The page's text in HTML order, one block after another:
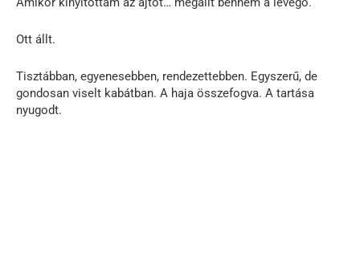
Ott állt.
Tisztábban, egyenesebben, rendezettebben. Egyszerű, de
gondosan viselt kabátban. A haja összefogva. A tartása
nyugodt.